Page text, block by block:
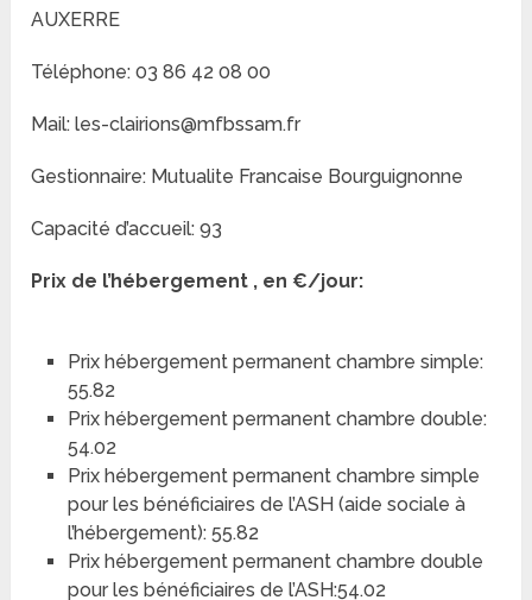
AUXERRE
Téléphone: 03 86 42 08 00
Mail: les-clairions@mfbssam.fr
Gestionnaire: Mutualite Francaise Bourguignonne
Capacité d’accueil: 93
Prix de l’hébergement , en €/jour:
Prix hébergement permanent chambre simple:
55.82
Prix hébergement permanent chambre double:
54.02
Prix hébergement permanent chambre simple
pour les bénéficiaires de l’ASH (aide sociale à
l’hébergement): 55.82
Prix hébergement permanent chambre double
pour les bénéficiaires de l’ASH:54.02